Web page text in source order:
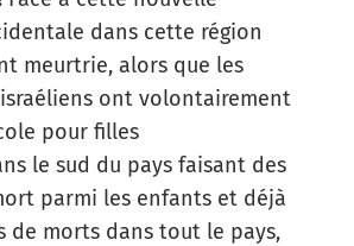
dans cette région
meurtrie, alors que les
ont volontairement
pour filles
le sud du pays faisant des
parmi les enfants et déjà
de morts dans tout le pays,